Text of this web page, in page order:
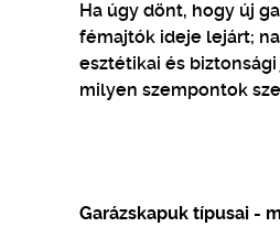
Ha úgy dönt, hogy új
fémajtók ideje lejárt;
esztétikai és
milyen szempontok
Garázskapuk típusai -